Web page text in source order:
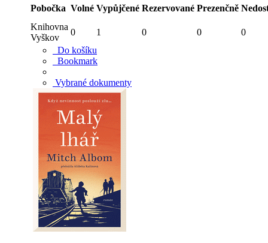
Pobočka Volné Vypůjčené Rezervované Prezenčně
Knihovna
Vyškov
0 1 0 0
0
Do košíku
Bookmark
Vybrané dokumenty